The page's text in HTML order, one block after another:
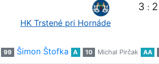
HK Trstené pri Hornáde
3 : 2
99 Šimon Štofka A 10 Michal Pirčak AA